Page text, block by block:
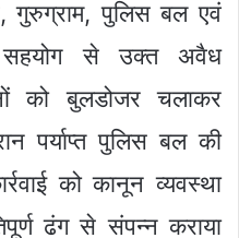
गुरुग्राम, पुलिस बल एवं
सहयोग से उक्त अवैध
को बुलडोजर चलाकर
पर्याप्त पुलिस बल की
को कानून व्यवस्था
ढंग से संपन्न कराया